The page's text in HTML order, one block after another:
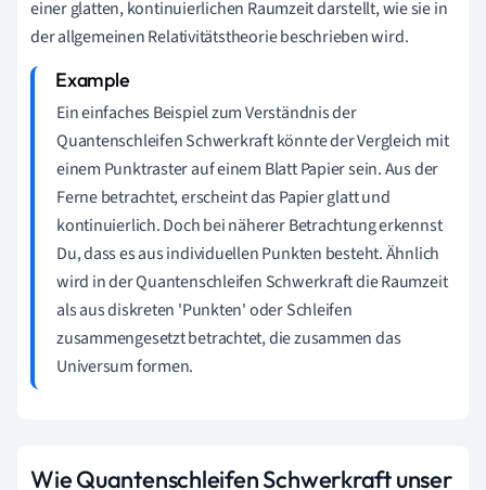
einer glatten, kontinuierlichen Raumzeit darstellt, wie sie in
der allgemeinen Relativitätstheorie beschrieben wird.
Ein einfaches Beispiel zum Verständnis der
Quantenschleifen Schwerkraft könnte der Vergleich mit
einem Punktraster auf einem Blatt Papier sein. Aus der
Ferne betrachtet, erscheint das Papier glatt und
kontinuierlich. Doch bei näherer Betrachtung erkennst
Du, dass es aus individuellen Punkten besteht. Ähnlich
wird in der Quantenschleifen Schwerkraft die Raumzeit
als aus diskreten 'Punkten' oder Schleifen
zusammengesetzt betrachtet, die zusammen das
Universum formen.
Wie Quantenschleifen Schwerkraft unser